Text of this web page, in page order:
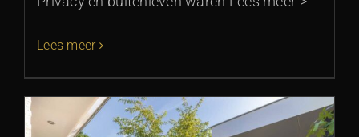
Lees meer